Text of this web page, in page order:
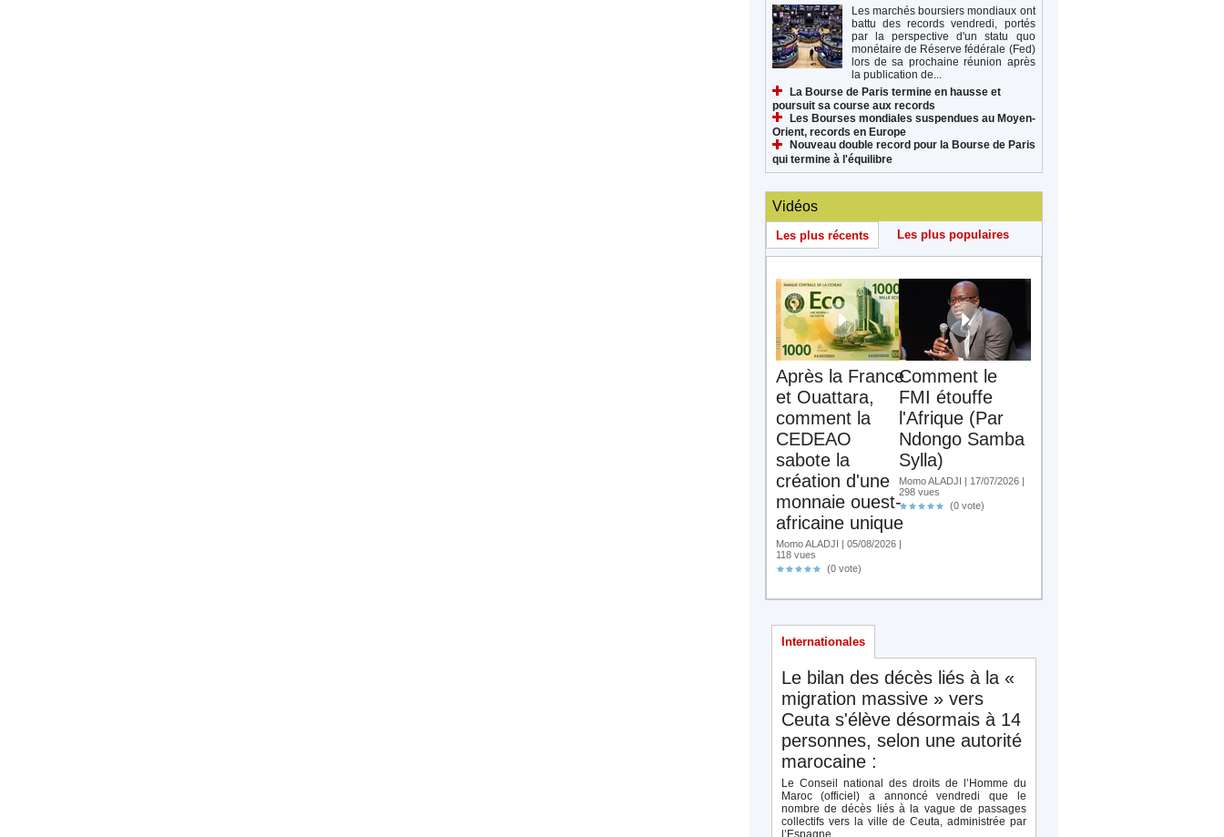
Les marchés boursiers mondiaux ont
battu des records vendredi, portés
par la perspective d'un statu quo
monétaire de Réserve fédérale (Fed)
lors de sa prochaine réunion après
la publication de...
La Bourse de Paris termine en hausse et
poursuit sa course aux records
Les Bourses mondiales suspendues au Moyen-
Orient, records en Europe
Nouveau double record pour la Bourse de Paris
qui termine à l'équilibre
Vidéos
Les plus récents Les plus populaires
Après la France
et Ouattara,
comment la
CEDEAO
sabote la
création d'une
monnaie ouest-
africaine unique
Momo ALADJI | 05/08/2026 |
118 vues
(0 vote)
Comment le
FMI étouffe
l'Afrique (Par
Ndongo Samba
Sylla)
Momo ALADJI | 17/07/2026 |
298 vues
(0 vote)
Internationales
Le bilan des décès liés à la «
migration massive » vers
Ceuta s'élève désormais à 14
personnes, selon une autorité
marocaine :
Le Conseil national des droits de l’Homme du
Maroc (officiel) a annoncé vendredi que le
nombre de décès liés à la vague de passages
collectifs vers la ville de Ceuta, administrée par